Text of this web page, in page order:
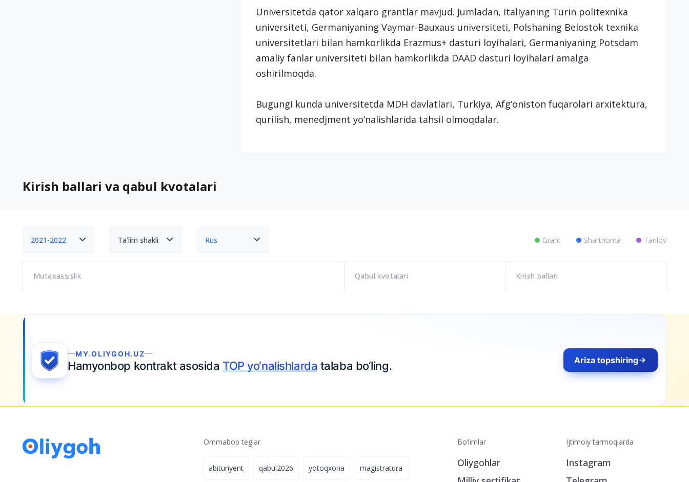
Universitetda qator xalqaro grantlar mavjud. Jumladan, Italiyaning Turin politexnika
universiteti, Germaniyaning Vaymar-Bauxaus universiteti, Polshaning Belostok texnika
universitetlari bilan hamkorlikda Erazmus+ dasturi loyihalari, Germaniyaning Potsdam
amaliy fanlar universiteti bilan hamkorlikda DAAD dasturi loyihalari amalga
oshirilmoqda.
Bugungi kunda universitetda MDH davlatlari, Turkiya, Afg‘oniston fuqarolari arxitektura,
qurilish, menedjment yo‘nalishlarida tahsil olmoqdalar.
Kirish ballari va qabul kvotalari
2021-2022 Ta’lim shakli Rus Grant Shartnoma Tanlov
Mutaxassislik Qabul kvotalari Kirish ballari
MY.OLIYGOH.UZ
Hamyonbop kontrakt asosida TOP yo‘nalishlarda talaba bo‘ling. Ariza topshiring
Ommabop teglar
abituriyent qabul2026 yotoqxona magistratura
Bo‘limlar
Oliygohlar
Ijtimoiy tarmoqlarda
Instagram